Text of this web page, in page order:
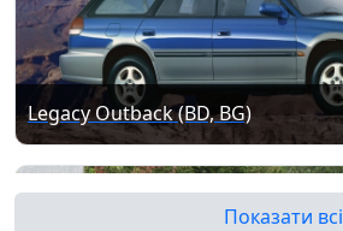
Legacy Outback (BD, BG)
Показати всі